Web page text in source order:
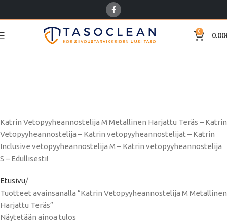
0 0.00
Katrin Vetopyyheannostelija M Metallinen Harjattu Teräs – Katrin
Vetopyyheannostelija – Katrin vetopyyheannostelijat – Katrin
Inclusive vetopyyheannostelija M – Katrin vetopyyheannostelija
S – Edullisesti!
Etusivu
Tuotteet avainsanalla “Katrin Vetopyyheannostelija M Metallinen
Harjattu Teräs”
Näytetään ainoa tulos